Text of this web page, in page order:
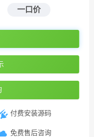
一口价
付费安装源码
免费售后咨询